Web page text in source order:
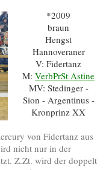
*2009
braun
Hengst
Hannoveraner
V: Fidertanz
M: VerbPrSt Astine
MV: Stedinger -
Sion - Argentinus -
Kronprinz XX
von Fidertanz aus
nicht nur in der
Z.Zt. wird der doppelt